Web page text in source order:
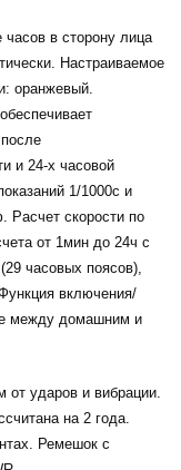
часов в сторону лица
Настраиваемое
оранжевый.
и 24-х часовой
1/1000с и
Расчет скорости по
от 1мин до 24ч с
часовых поясов),
включения/
между домашним и
от ударов и вибрации.
на 2 года.
Ремешок с